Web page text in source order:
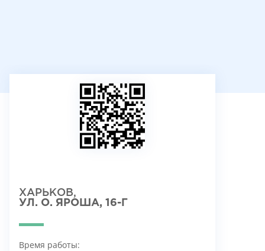
ХАРЬКОВ,
УЛ. О. ЯРОША, 16-Г
Время работы: